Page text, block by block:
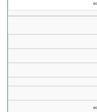
ค
ค